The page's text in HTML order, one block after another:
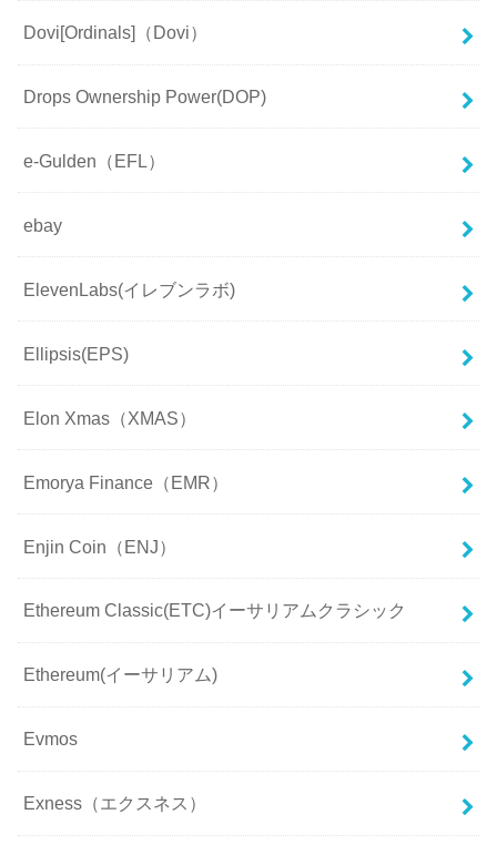
Dovi[Ordinals]（Dovi）
Drops Ownership Power(DOP)
e-Gulden（EFL）
ebay
ElevenLabs(イレブンラボ)
Ellipsis(EPS)
Elon Xmas（XMAS）
Emorya Finance（EMR）
Enjin Coin（ENJ）
Ethereum Classic(ETC)イーサリアムクラシック
Ethereum(イーサリアム)
Evmos
Exness（エクスネス）